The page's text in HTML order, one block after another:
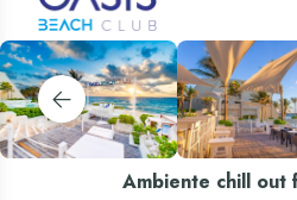
Ambiente chill out